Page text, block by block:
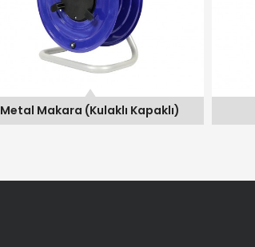
Metal Makara (Kulaklı Kapaklı)